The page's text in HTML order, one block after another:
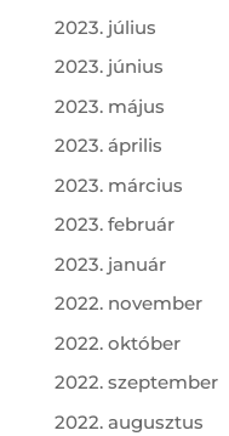
2023. július
2023. június
2023. május
2023. április
2023. március
2023. február
2023. január
2022. november
2022. október
2022. szeptember
2022. augusztus